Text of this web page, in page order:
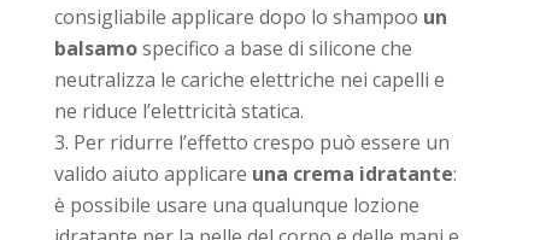
consigliabile applicare dopo lo shampoo un
balsamospecifico a base di silicone che
neutralizza le cariche elettriche nei capelli e
ne riduce l’elettricità statica.
Per ridurre l’effetto crespo può essere un
valido aiuto applicare una crema idratante:
è possibile usare una qualunque lozione